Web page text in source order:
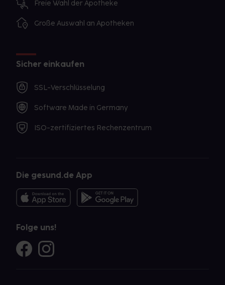
Freie Wahl der Apotheke
Große Auswahl an Apotheken
Sicher einkaufen
SSL-Verschlüsselung
Software Made in Germany
ISO-zertifiziertes Rechenzentrum
Die gesund.de App
Folge uns!